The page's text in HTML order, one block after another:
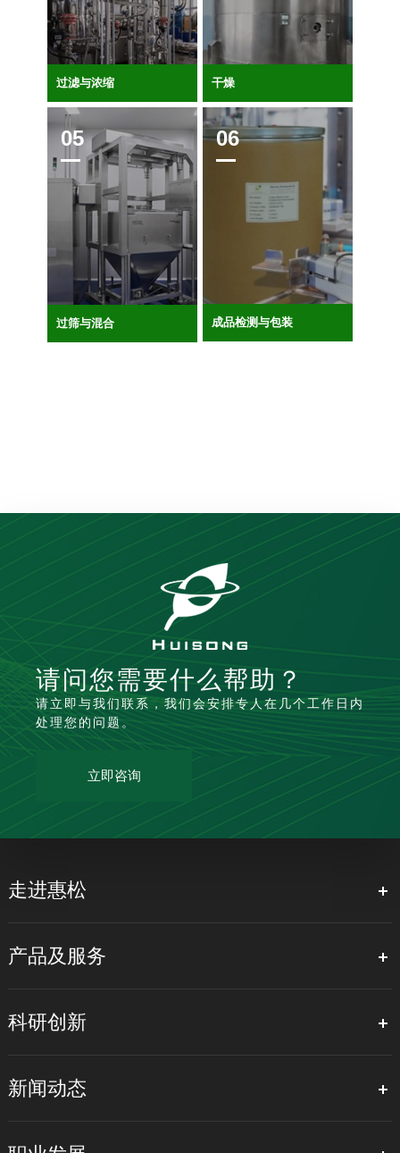
过滤与浓缩 干燥
过筛与混合 成品检测与包装
请问您需要什么帮助？
请立即与我们联系，我们会安排专人在几个工作日内
处理您的问题。
立即咨询
走进惠松
产品及服务
科研创新
新闻动态